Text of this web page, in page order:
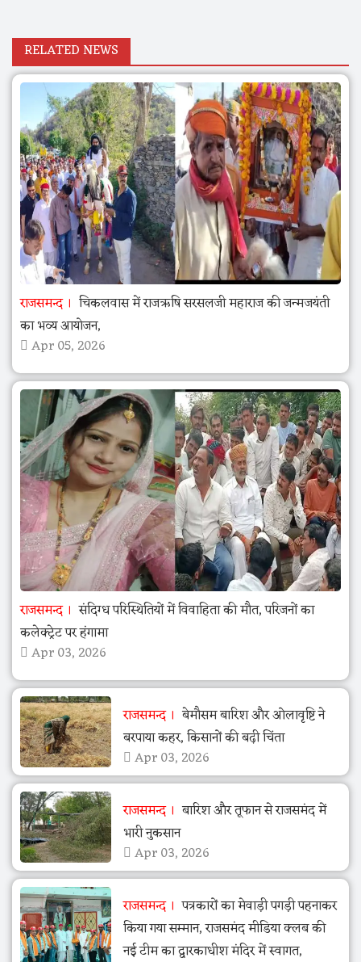
RELATED NEWS
राजसमन्द
चिकलवास में राजऋषि सरसलजी महाराज की जन्मजयंती
का भव्य आयोजन,
Apr 05, 2026
राजसमन्द
संदिग्ध परिस्थितियों में विवाहिता की मौत, परिजनों का
कलेक्ट्रेट पर हंगामा
Apr 03, 2026
राजसमन्द
बेमौसम बारिश और ओलावृष्टि ने
बरपाया कहर, किसानों की बढ़ी चिंता
Apr 03, 2026
राजसमन्द
बारिश और तूफान से राजसमंद में
भारी नुकसान
Apr 03, 2026
राजसमन्द
पत्रकारों का मेवाड़ी पगड़ी पहनाकर
किया गया सम्मान, राजसमंद मीडिया क्लब की
नई टीम का द्वारकाधीश मंदिर में स्वागत,